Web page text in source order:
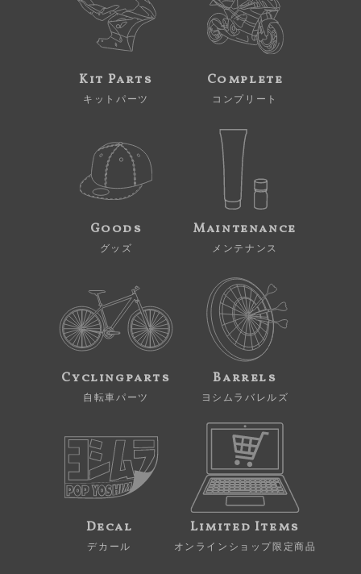
Kit Parts
キットパーツ
Complete
コンプリート
Goods
グッズ
Maintenance
メンテナンス
Cyclingparts
自転車パーツ
Barrels
ヨシムラバレルズ
Decal
デカール
Limited Items
オンラインショップ限定商品